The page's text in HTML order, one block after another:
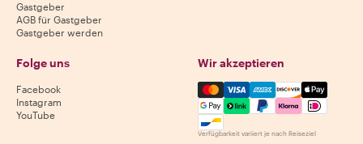
Gastgeber
AGB für Gastgeber
Gastgeber werden
Folge uns
Facebook
Instagram
YouTube
Wir akzeptieren
Mastercard, Visa, Amex,
Verfügbarkeit variiert je nach Reiseziel